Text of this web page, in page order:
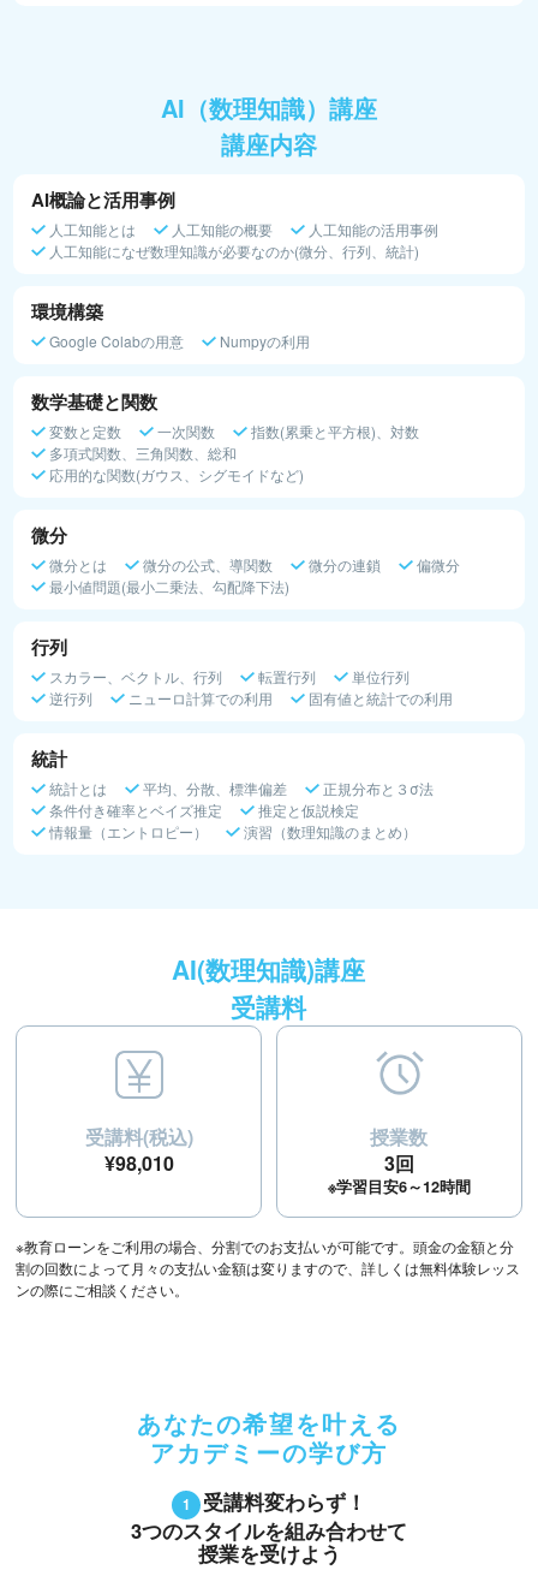
AI（数理知識）講座
講座内容
AI概論と活用事例
人工知能とは 人工知能の概要
人工知能の活用事例
人工知能になぜ数理知識が必要なのか(微分、行列、統計)
環境構築
Google Colabの用意 Numpyの利用
数学基礎と関数
変数と定数 一次関数
指数(累乗と平方根)、対数
多項式関数、三角関数、総和
応用的な関数(ガウス、シグモイドなど)
微分
微分とは 微分の公式、導関数 微分の連鎖
偏微分
最小値問題(最小二乗法、勾配降下法)
行列
スカラー、ベクトル、行列 転置行列
単位行列
逆行列
ニューロ計算での利用 固有値と統計での利用
統計
統計とは 平均、分散、標準偏差
正規分布と３σ法
条件付き確率とベイズ推定
推定と仮説検定
情報量（エントロピー）
演習（数理知識のまとめ）
AI(数理知識)講座
受講料
受講料(税込)
¥98,010
授業数
3回
※学習目安6～12時間
※教育ローンをご利用の場合、分割でのお支払いが可能です。頭金の金額と分
割の回数によって月々の支払い金額は変りますので、詳しくは無料体験レッス
ンの際にご相談ください。
あなたの希望を叶える
アカデミーの学び方
受講料変わらず！
3つのスタイルを組み合わせて
授業を受けよう